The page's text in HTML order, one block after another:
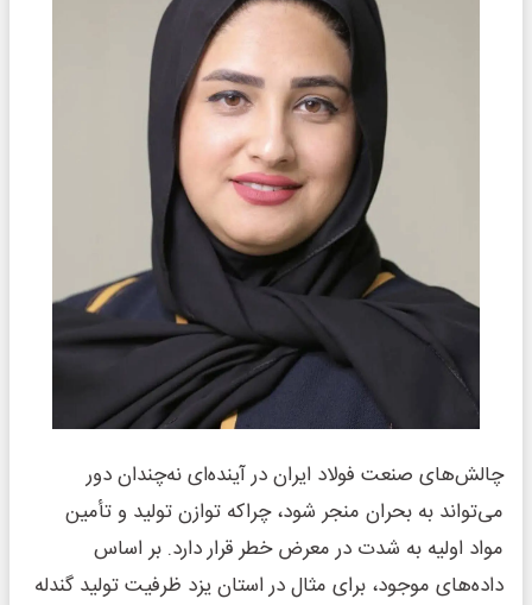
چالش‌های صنعت فولاد ایران در آینده‌ای نه‌چندان دور
می‌تواند به بحران منجر شود، چراکه توازن تولید و تأمین
مواد اولیه به شدت در معرض خطر قرار دارد. بر اساس
داده‌های موجود، برای مثال در استان یزد ظرفیت تولید گندله